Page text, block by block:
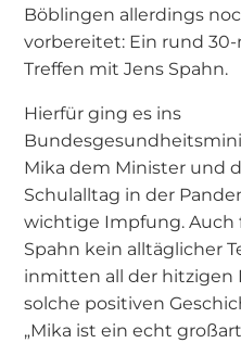
Böblingen allerdings
vorbereitet: Ein rund
Treffen mit Jens Spahn.
Hierfür ging es ins
Mika dem Minister und
Schulalltag in der
wichtige Impfung.
Spahn kein alltäglicher
inmitten all der hitzigen
solche positiven
„Mika ist ein echt